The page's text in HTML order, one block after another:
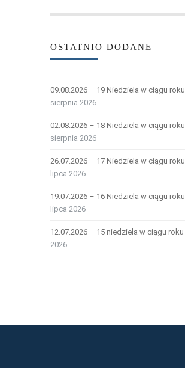
OSTATNIO DODANE
09.08.2026 – 19 Niedziela w ciągu roku
sierpnia 2026
02.08.2026 – 18 Niedziela w ciągu roku
sierpnia 2026
26.07.2026 – 17 Niedziela w ciągu roku
lipca 2026
19.07.2026 – 16 Niedziela w ciągu roku
lipca 2026
12.07.2026 – 15 niedziela w ciągu roku
2026